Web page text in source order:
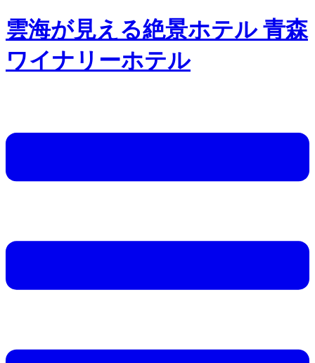
雲海が見える絶景ホテル 青森
ワイナリーホテル